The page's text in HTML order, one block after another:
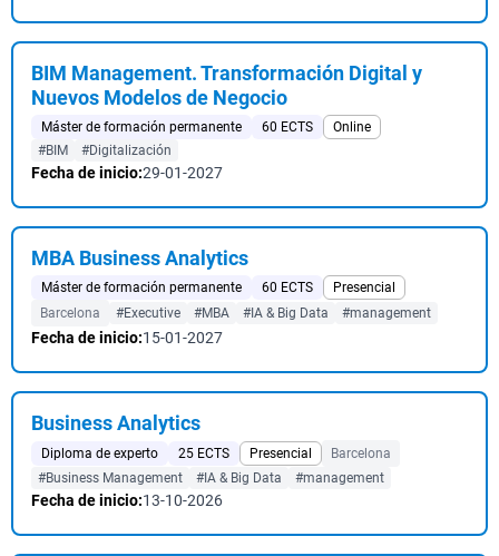
BIM Management. Transformación Digital y
Nuevos Modelos de Negocio
Máster de formación permanente 60 ECTS
Online
#BIM
#Digitalización
Fecha de inicio:29-01-2027
MBA Business Analytics
Máster de formación permanente 60 ECTS
Presencial
Barcelona
#Executive #MBA #IA & Big Data #management
Fecha de inicio:15-01-2027
Business Analytics
Diploma de experto 25 ECTS Presencial
Barcelona
#Business Management
#IA & Big Data #management
Fecha de inicio:13-10-2026